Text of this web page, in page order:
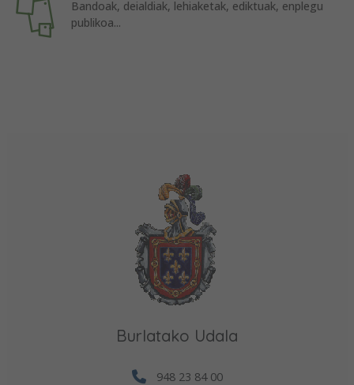
Bandoak, deialdiak, lehiaketak, ediktuak, enplegu
publikoa...
Burlatako Udala
948 23 84 00